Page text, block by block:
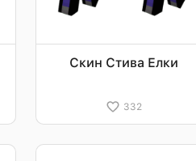
Скин Стива Елки
332